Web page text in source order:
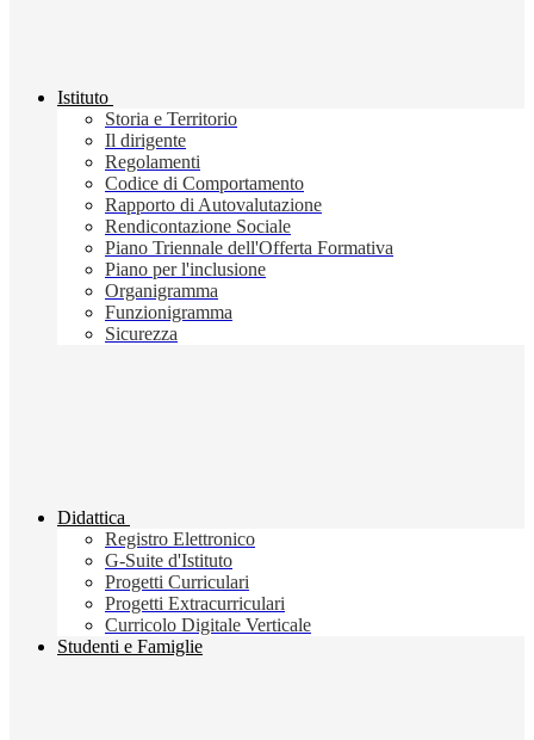
Istituto
Storia e Territorio
Il dirigente
Regolamenti
Codice di Comportamento
Rapporto di Autovalutazione
Rendicontazione Sociale
Piano Triennale dell'Offerta Formativa
Piano per l'inclusione
Organigramma
Funzionigramma
Sicurezza
Didattica
Registro Elettronico
G-Suite d'Istituto
Progetti Curriculari
Progetti Extracurriculari
Curricolo Digitale Verticale
Studenti e Famiglie